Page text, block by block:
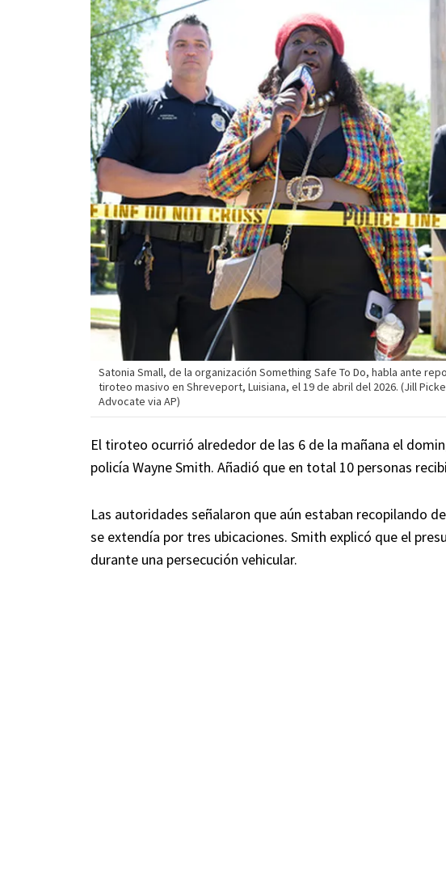
Satonia Small, de la organización Something Safe To Do, habla ante
tiroteo masivo en Shreveport, Luisiana, el 19 de abril del 2026. (Jill
Advocate via AP)
El tiroteo ocurrió alrededor de las 6 de la mañana el
policía Wayne Smith. Añadió que en total 10 personas
Las autoridades señalaron que aún estaban recopilando
se extendía por tres ubicaciones. Smith explicó que el
durante una persecución vehicular.